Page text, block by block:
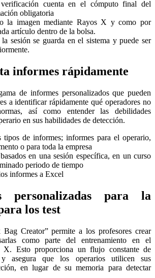
cuenta en el cómputo final del
obligatoria
la imagen mediante Rayos X y como por
artículo dentro de la bolsa.
sesión se guarda en el sistema y puede ser
informes rápidamente
de informes personalizados que pueden
a identificar rápidamente qué operadores no
así como entender las debilidades
en sus habilidades de detección.
tipos de informes; informes para el operario,
o para toda la empresa
​​en una sesión específica, en un curso
periodo de tiempo
informes a Excel
personalizadas para la
los test
Creator” permite a los profesores crear
como parte del entrenamiento en el
X. Esto proporciona un flujo constante de
y asegura que los operarios utilicen sus
en lugar de su memoria para detectar